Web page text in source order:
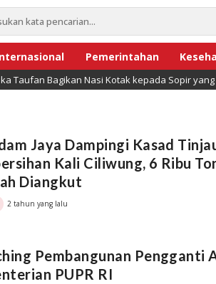
Pemerintahan
Taufan Bagikan Nasi Kotak kepada Sopir
Jaya Dampingi Kasad
Kali Ciliwung, 6 Ribu
Diangkut
2 tahun yang lalu
Pembangunan Pengganti
PUPR RI